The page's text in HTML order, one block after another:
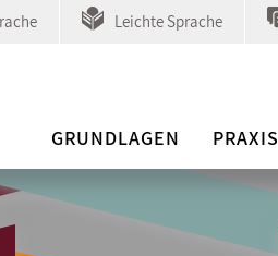
Leichte Sprache
GRUNDLAGEN PRAXIS